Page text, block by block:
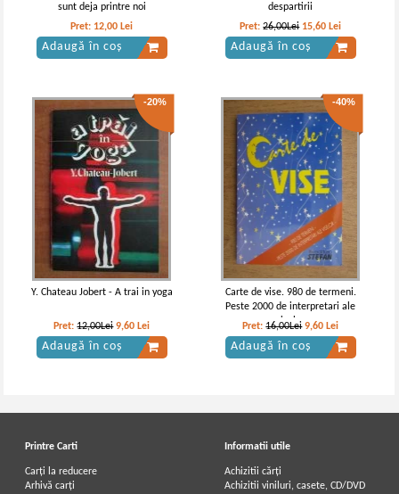
sunt deja printre noi
Pret: 12,00 Lei
Adaugă în coș
despartirii
Pret:26,00Lei 15,60 Lei
Adaugă în coș
-20%
Y. Chateau Jobert - A trai in yoga
Pret:12,00Lei 9,60 Lei
Adaugă în coș
-40%
Carte de vise. 980 de termeni.
Peste 2000 de interpretari ale
viselor
Pret:16,00Lei 9,60 Lei
Adaugă în coș
Printre Carti
Carți la reducere
Arhivă carți
Informatii utile
Achizitii cărți
Achizitii viniluri, casete, CD/DVD